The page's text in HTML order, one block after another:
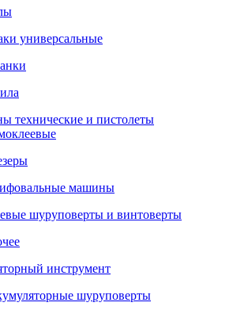
универсальные
технические и пистолеты
машины
шуруповерты и винтоверты
инструмент
шуруповерты